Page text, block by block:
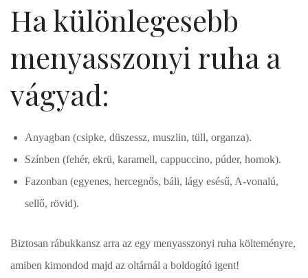
Ha különlegesebb
menyasszonyi ruha a
vágyad:
Anyagban (csipke, düszessz, muszlin, tüll, organza).
Színben (fehér, ekrü, karamell, cappuccino, púder, homok).
Fazonban (egyenes, hercegnős, báli, lágy esésű, A-vonalú,
sellő, rövid).
Biztosan rábukkansz arra az egy menyasszonyi ruha költeményre,
amiben kimondod majd az oltárnál a boldogító igent!